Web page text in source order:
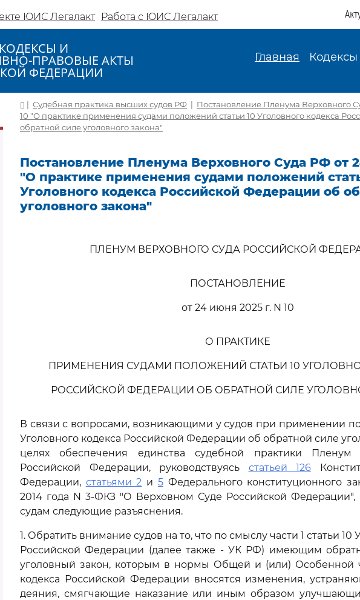
ЮИС Легалакт Работа с ЮИС Легалакт
И
ПРАВОВЫЕ АКТЫ
ФЕДЕРАЦИИ
Главная Кодексы
| Судебная практика высших судов РФ | Постановление Пленума Верховного
10 "О практике применения судами положений статьи 10 Уголовного кодекса
обратной силе уголовного закона"
Постановление Пленума Верховного Суда РФ от
"О практике применения судами положений
Уголовного кодекса Российской Федерации об
уголовного закона"
ПЛЕНУМ ВЕРХОВНОГО СУДА РОССИЙСКОЙ
ПОСТАНОВЛЕНИЕ
от 24 июня 2025 г. N 10
О ПРАКТИКЕ
ПРИМЕНЕНИЯ СУДАМИ ПОЛОЖЕНИЙ СТАТЬИ 10
РОССИЙСКОЙ ФЕДЕРАЦИИ ОБ ОБРАТНОЙ СИЛЕ
В связи с вопросами, возникающими у судов при применении
Уголовного кодекса Российской Федерации об обратной силе
целях обеспечения единства судебной практики Пленум
Российской Федерации, руководствуясь статьей 126
Федерации, статьями 2 и 5Федерального конституционного
2014 года N 3-ФКЗ "О Верховном Суде Российской Федерации",
судам следующие разъяснения.
1. Обратить внимание судов на то, что по смыслу части 1 статьи 10
Российской Федерации (далее также - УК РФ) имеющим
уголовный закон, которым в нормы Общей и (или) Особенной
кодекса Российской Федерации вносятся изменения,
деяния, смягчающие наказание или иным образом